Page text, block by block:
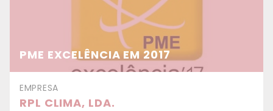
PME EXCELÊNCIA EM 2017
EMPRESA
RPL CLIMA, LDA.